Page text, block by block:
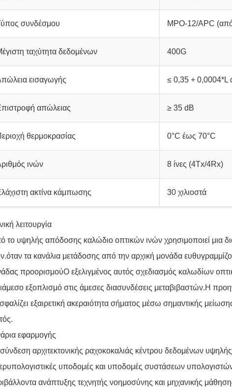
συνδέσμου MPO-12/APC
ταχύτητα δεδομένων 400G
εισαγωγής ≤ 0,35 + 0,0004*L
απώλειας ≥ 35 dB
θερμοκρασίας 0°C έως 70°C
ινών 8 ίνες (4Tx/4Rx)
ακτίνα κάμπωσης 30 χιλιοστά
λειτουργία
το υψηλής απόδοσης καλώδιο οπτικών ινών χρησιμοποιεί μια
τα κανάλια μετάδοσης από την αρχική μονάδα
προορισμούΟ εξελιγμένος αυτός σχεδιασμός καλωδίων
εξοπλισμό στις άμεσες διασυνδέσεις μεταβιβαστών.Η
εξαιρετική ακεραιότητα σήματος μέσω σημαντικής
εφαρμογής
αρχιτεκτονικής ραχοκοκαλιάς κέντρου δεδομένων
υποδομές και υποδομές συστάσεων
ανάπτυξης τεχνητής νοημοσύνης και μηχανικής